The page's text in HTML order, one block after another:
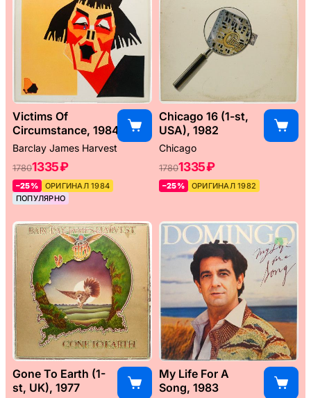
Victims Of
Circumstance, 1984
Barclay James Harvest
17801335 ₽
–25%
ОРИГИНАЛ 1984
ПОПУЛЯРНО
Chicago 16 (1-st,
USA), 1982
Chicago
17801335 ₽
–25% ОРИГИНАЛ 1982
Gone To Earth (1-
st, UK), 1977
My Life For A
Song, 1983